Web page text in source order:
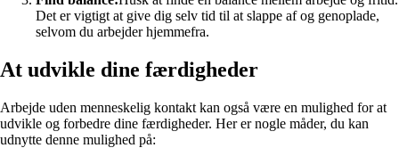
Det er vigtigt at give dig selv tid til at slappe af og genoplade,
selvom du arbejder hjemmefra.
At udvikle dine færdigheder
Arbejde uden menneskelig kontakt kan også være en mulighed for at
udvikle og forbedre dine færdigheder. Her er nogle måder, du kan
udnytte denne mulighed på: